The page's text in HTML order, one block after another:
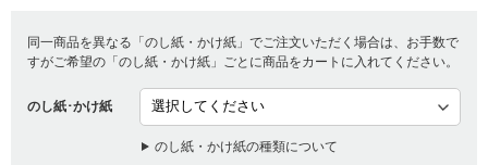
同一商品を異なる「のし紙・かけ紙」でご注文いただく場合は、お手数で
すがご希望の「のし紙・かけ紙」ごとに商品をカートに入れてください。
のし紙･かけ紙
のし紙・かけ紙の種類について